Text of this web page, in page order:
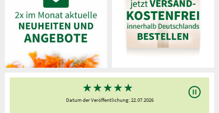
★★★★★
Datum der Veröffentlichung: 22.07.2026